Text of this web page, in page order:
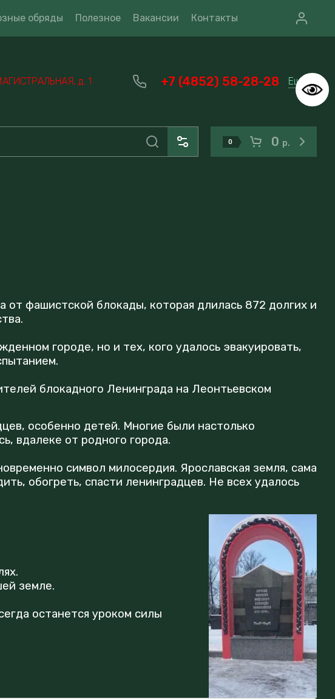
обряды Полезное Вакансии Контакты
д. 1 +7 (4852) 58-28-28 Еще
0 0 р.
фашистской блокады, которая длилась 872 долгих и
городе, но и тех, кого удалось эвакуировать,
блокадного Ленинграда на Леонтьевском
особенно детей. Многие были настолько
вдалеке от родного города.
символ милосердия. Ярославская земля, сама
обогреть, спасти ленинградцев. Не всех удалось
земле.
останется уроком силы